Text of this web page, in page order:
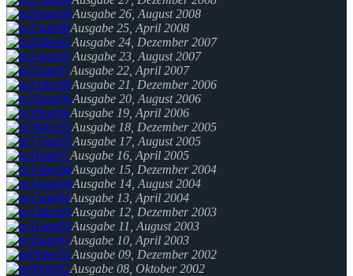
Ausgabe 26, August 2008
Ausgabe 25, April 2008
Ausgabe 24, Dezember 2007
Ausgabe 23, August 2007
Ausgabe 22, April 2007
Ausgabe 21, Dezember 2006
Ausgabe 20, August 2006
Ausgabe 19, April 2006
Ausgabe 18, Dezember 2005
Ausgabe 17, August 2005
Ausgabe 16, April 2005
Ausgabe 15, Dezember 2004
Ausgabe 14, August 2004
Ausgabe 13, April 2004
Ausgabe 12, Dezember 2003
Ausgabe 11, August 2003
Ausgabe 10, April 2003
Ausgabe 09, Dezember 2002
Ausgabe 08, Oktober 2002